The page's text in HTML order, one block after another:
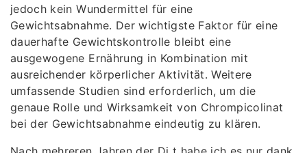
jedoch kein Wundermittel für eine
Gewichtsabnahme. Der wichtigste Faktor für eine
dauerhafte Gewichtskontrolle bleibt eine
ausgewogene Ernährung in Kombination mit
ausreichender körperlicher Aktivität. Weitere
umfassende Studien sind erforderlich, um die
genaue Rolle und Wirksamkeit von Chrompicolinat
bei der Gewichtsabnahme eindeutig zu klären.